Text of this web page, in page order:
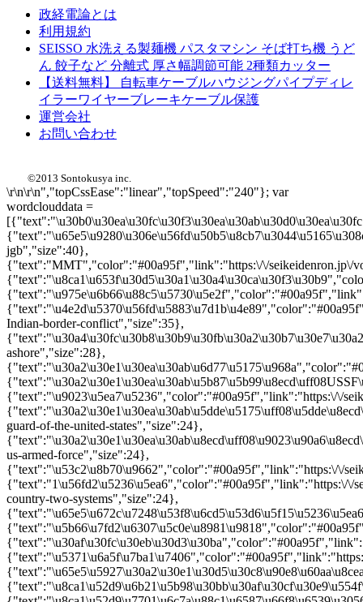
政経電論とは
利用規約
SEISSO 水洗える製麺機 パスタマシン そば打ち機 うど
ん 餃子など 分離式 厚さ幅調節可能 2種類カッター
【送料無料】 自転車ケーブルハウジングパイプディレ
イラーワイヤーブレーキケーブル保護
運営会社
お問い合わせ
©2013 Sontokusya inc.
\r\n\r\n","topCssEase":"linear","topSpeed":"240"}; var
wordclouddata =
jgb","size":40},
{"text":"MMT","color":"#00a95f","link":"https:\/\/seikeidenron.jp\/
Indian-border-conflict","size":35},
ashore","size":28},
{"text":"\u9023\u5ea7\u5236","color":"#00a95f","link":"https:\/\/
guard-of-the-united-states","size":24},
us-armed-force","size":24},
{"text":"\u53c2\u8b70\u9662","color":"#00a95f","link":"https:\/\/
{"text":"1\u56fd2\u5236\u5ea6","color":"#00a95f","link":"https:\/\/
country-two-systems","size":24},